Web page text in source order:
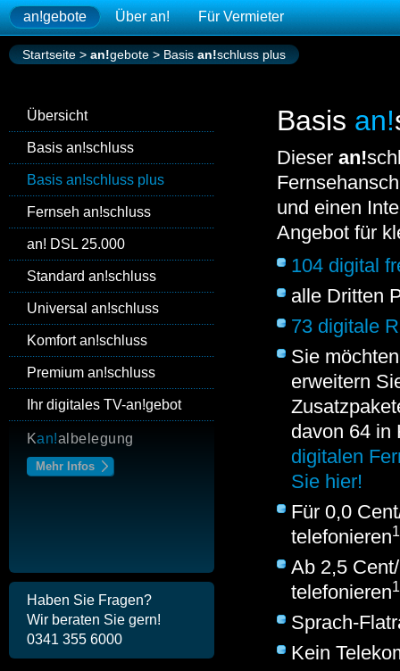
an!gebote Überan! Für Vermieter
Startseite > an!gebote > Basis an!schluss plus
Übersicht
Basis an!schluss
Basis an!schluss plus
Fernseh an!schluss
an! DSL 25.000
Standard an!schluss
Universal an!schluss
Komfortan!schluss
Premium an!schluss
Ihr digitales TV-an!gebot
HDTV-fähiger Hightech-
Digital-Kabel-Receiver
Haben Sie Fragen?
Wir beraten Sie gern!
0341 355 6000
Basis an!
Dieser an!
und einen
Angebot für
104 digital
alle Dritten
73 digitale
Sie
erweitern
davon 64 in
digitalen
Sie hier!
Für 0,0
telefonieren1
Ab 2,5
telefonieren1
Sprach-
Kein